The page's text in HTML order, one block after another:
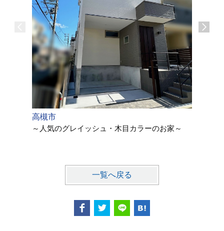
高槻市
～人気のグレイッシュ・木目カラーのお家～
一覧へ戻る